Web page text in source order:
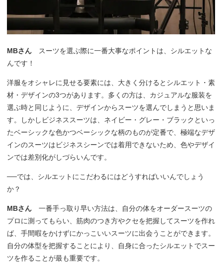
MBさん スーツを選ぶ際に一番大事なポイントは、シルエットな
んです！
洋服をオシャレに見せる要素には、大きく分けるとシルエット・素
材・デザインの3つがあります。多くの方は、カジュアルな服装を
選ぶ時と同じように、デザインからスーツを選んでしまうと思いま
す。しかしビジネススーツは、ネイビー・グレー・ブラックといっ
たベーシックな色かつベーシックな柄のものが定番で、極端なデザ
インのスーツはビジネスシーンでは着用できないため、色やデザイ
ンでは差別化がしづらいんです。
──では、シルエットにこだわるにはどうすればいいんでしょう
か？
MBさん 一番手っ取り早い方法は、自分の体をオーダースーツの
プロに測ってもらい、筋肉のつき方やクセを把握してスーツを作れ
ば、手間暇をかけずにかっこいいスーツに出会うことができます。
自分の体型を把握することにより、自身に合ったシルエットでスー
ツを作ることが最も重要です。